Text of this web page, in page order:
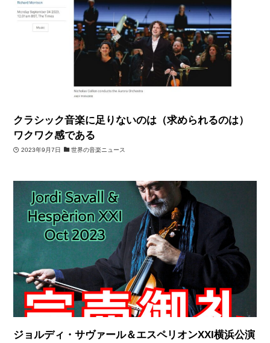
クラシック音楽に足りないのは（求められるのは）
ワクワク感である
2023年9月7日 世界の音楽ニュース
ジョルディ・サヴァール＆エスペリオンXXI横浜公演